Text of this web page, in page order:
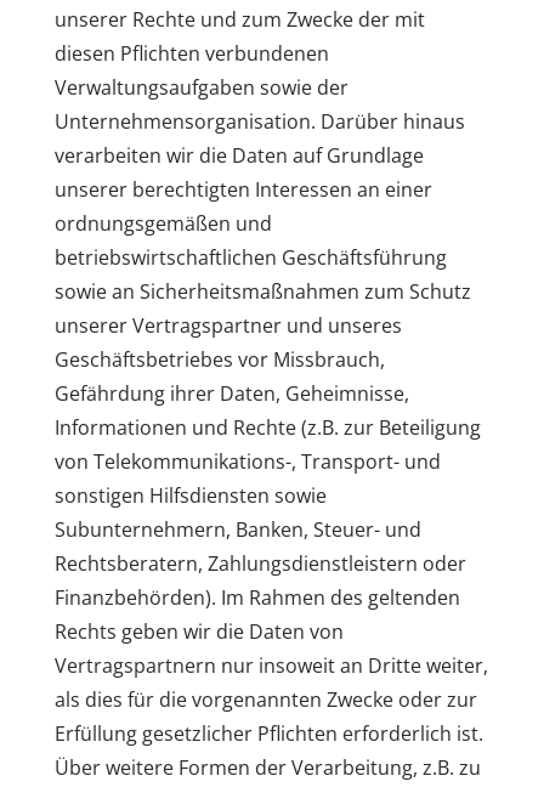
unserer Rechte und zum Zwecke der mit
diesen Pflichten verbundenen
Verwaltungsaufgaben sowie der
Unternehmensorganisation. Darüber hinaus
verarbeiten wir die Daten auf Grundlage
unserer berechtigten Interessen an einer
ordnungsgemäßen und
betriebswirtschaftlichen Geschäftsführung
sowie an Sicherheitsmaßnahmen zum Schutz
unserer Vertragspartner und unseres
Geschäftsbetriebes vor Missbrauch,
Gefährdung ihrer Daten, Geheimnisse,
Informationen und Rechte (z.B. zur Beteiligung
von Telekommunikations-, Transport- und
sonstigen Hilfsdiensten sowie
Subunternehmern, Banken, Steuer- und
Rechtsberatern, Zahlungsdienstleistern oder
Finanzbehörden). Im Rahmen des geltenden
Rechts geben wir die Daten von
Vertragspartnern nur insoweit an Dritte weiter,
als dies für die vorgenannten Zwecke oder zur
Erfüllung gesetzlicher Pflichten erforderlich ist.
Über weitere Formen der Verarbeitung, z.B. zu